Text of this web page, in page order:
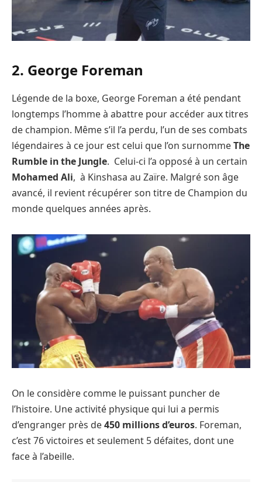
2. George Foreman
Légende de la boxe, George Foreman a été pendant
longtemps l’homme à abattre pour accéder aux titres
de champion. Même s’il l’a perdu, l’un de ses combats
légendaires à ce jour est celui que l’on surnommeThe
Rumble in the Jungle. Celui-ci l’a opposé à un certain
Mohamed Ali, à Kinshasa au Zaïre. Malgré son âge
avancé, il revient récupérer son titre de Champion du
monde quelques années après.
On le considère comme le puissant puncher de
l’histoire. Une activité physique qui lui a permis
d’engranger près de450 millions d’euros. Foreman,
c’est 76 victoires et seulement 5 défaites, dont une
face à l’abeille.